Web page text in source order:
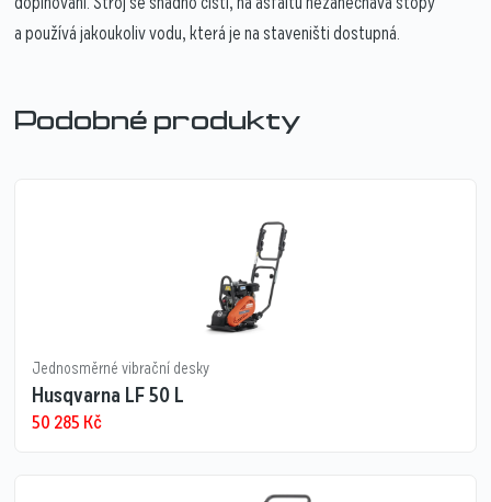
a používá jakoukoliv vodu, která je na staveništi dostupná.
Podobné produkty
Jednosměrné vibrační desky
Husqvarna LF 50 L
50 285 Kč